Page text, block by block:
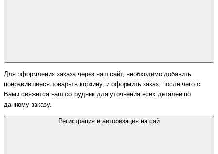
Для оформления заказа через наш сайт, необходимо добавить
понравившиеся товары в корзину, и оформить заказ, после чего с
Вами свяжется наш сотрудник для уточнения всех деталей по
данному заказу.
Регистрация и авторизация на сай